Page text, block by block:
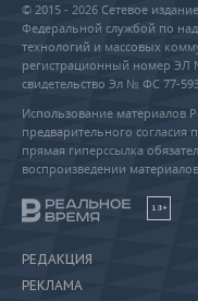
© 2015 - 2026 Сетевое
Федеральной службой по
технологий и массовых
регистрационный номер ЭЛ
свидетельство Эл № ФС 77-
Использование материалов
предварительного согласия
прямая гиперссылка
воспроизведении
18+
РЕДАКЦИЯ
РЕКЛАМА